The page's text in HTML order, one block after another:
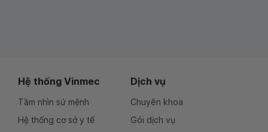
Hệ thống Vinmec
Tầm nhìn sứ mệnh
Hệ thống cơ sở y tế
Dịch vụ
Chuyên khoa
Gói dịch vụ